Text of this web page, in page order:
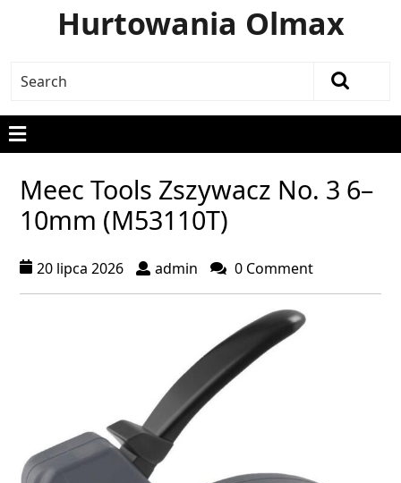
Hurtowania Olmax
Meec Tools Zszywacz No. 3 6–
10mm (M53110T)
20 lipca 2026 admin 0 Comment